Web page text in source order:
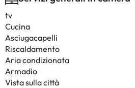
tv
Cucina
Asciugacapelli
Riscaldamento
Aria condizionata
Armadio
Vista sulla città